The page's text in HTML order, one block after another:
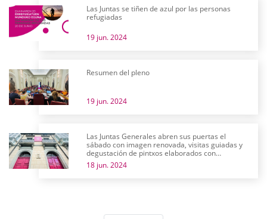
Las Juntas se tiñen de azul por las personas
refugiadas
19 jun. 2024
Resumen del pleno
19 jun. 2024
Las Juntas Generales abren sus puertas el
sábado con imagen renovada, visitas guiadas y
degustación de pintxos elaborados con
productos alaveses
18 jun. 2024